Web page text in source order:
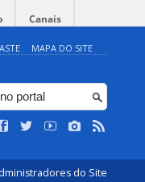
Canais
MAPA DO SITE
do Site